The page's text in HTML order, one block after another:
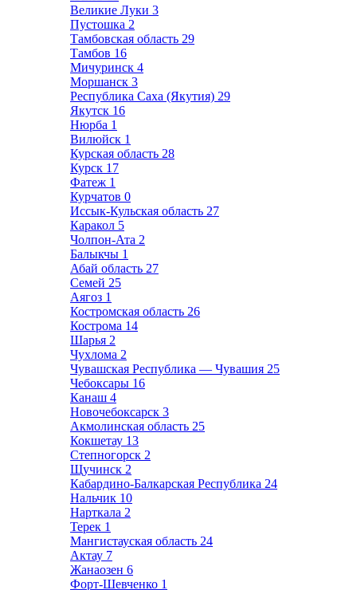
Великие Луки 3
Пустошка 2
Тамбовская область 29
Тамбов 16
Мичуринск 4
Моршанск 3
Республика Саха (Якутия) 29
Якутск 16
Нюрба 1
Вилюйск 1
Курская область 28
Курск 17
Фатеж 1
Курчатов 0
Иссык-Кульская область 27
Каракол 5
Чолпон-Ата 2
Балыкчы 1
Абай область 27
Семей 25
Аягоз 1
Костромская область 26
Кострома 14
Шарья 2
Чухлома 2
Чувашская Республика — Чувашия 25
Чебоксары 16
Канаш 4
Новочебоксарск 3
Акмолинская область 25
Кокшетау 13
Степногорск 2
Щучинск 2
Кабардино-Балкарская Республика 24
Нальчик 10
Нарткала 2
Терек 1
Мангистауская область 24
Актау 7
Жанаозен 6
Форт-Шевченко 1